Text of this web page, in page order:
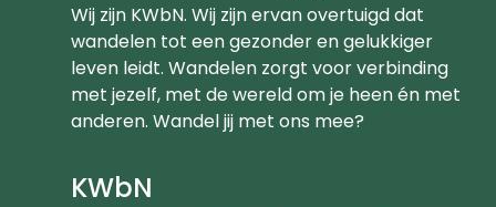
Wij zijn KWbN. Wij zijn ervan overtuigd dat
wandelen tot een gezonder en gelukkiger
leven leidt. Wandelen zorgt voor verbinding
met jezelf, met de wereld om je heen én met
anderen. Wandel jij met ons mee?
KWbN